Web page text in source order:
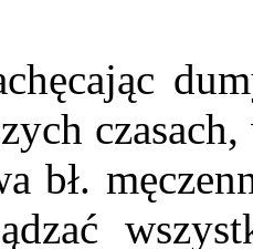
bł.